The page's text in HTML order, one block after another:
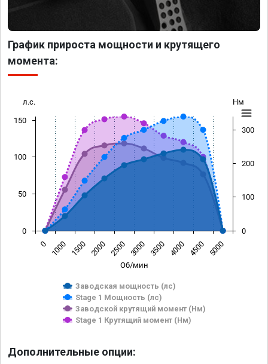
График прироста мощности и крутящего
момента:
Об/мин
л.с. Нм
Заводская мощность (лс)
Stage 1 Мощность (лс)
Заводской крутящий момент (Нм)
Stage 1 Крутящий момент (Нм)
0 1000 1500 2000 2500 3000 3500 4000 4500 5000
0
50
100
150
0
100
200
300
Дополнительные опции: